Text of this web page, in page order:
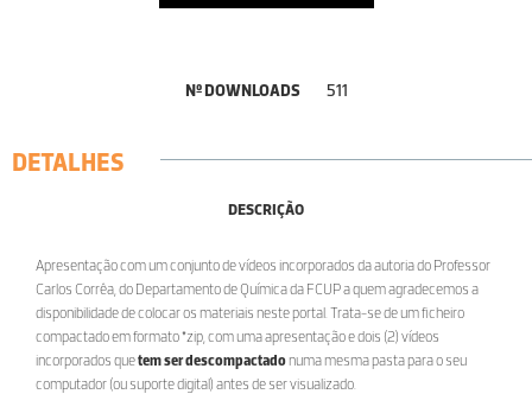
Nº DOWNLOADS 511
DETALHES
DESCRIÇÃO
Apresentação com um conjunto de vídeos incorporados da autoria do Professor
Carlos Corrêa, do Departamento de Química da FCUP a quem agradecemos a
disponibilidade de colocar os materiais neste portal. Trata-se de um ficheiro
compactado em formato *zip, com uma apresentação e dois (2) vídeos
incorporados quetem ser descompactadonuma mesma pasta para o seu
computador (ou suporte digital) antes de ser visualizado.